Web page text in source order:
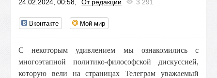
24.02.2024, 00:58, От редакции 3 291
Вконтакте Мой мир
С некоторым удивлением мы ознакомились с
многоэтапной политико-философской дискуссией,
которую вели на страницах Телеграм уважаемый